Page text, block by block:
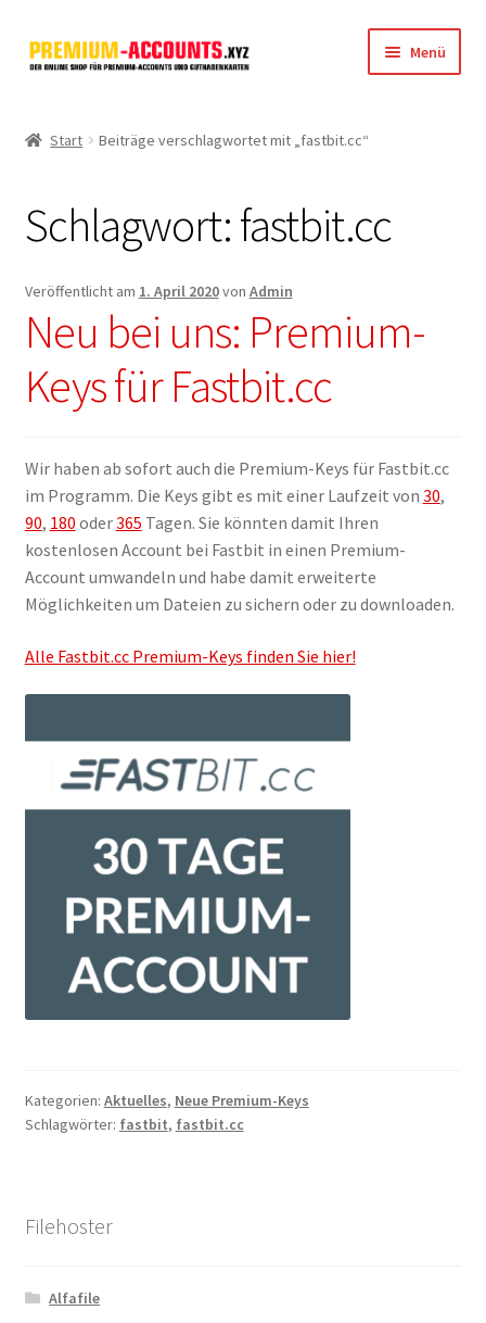
Zur
Navigation
Zum
Inhalt
Menü
FileJoker
Depositfiles
TakeFile
FileFox.cc
Filesmonster
HotLink
Ex-Load
FAQ – Häufige Fragen
Impressum
Kontakt
Start Beiträge verschlagwortet mit „fastbit.cc“
Schlagwort:fastbit.cc
Veröffentlicht am 1. April 2020von Admin
Neu bei uns: Premium-
Keys für Fastbit.cc
Wir haben ab sofort auch die Premium-Keys für Fastbit.cc
im Programm. Die Keys gibt es mit einer Laufzeit von 30,
90, 180 oder365 Tagen. Sie könnten damit Ihren
kostenlosen Account bei Fastbit in einen Premium-
Account umwandeln und habe damit erweiterte
Möglichkeiten um Dateien zu sichern oder zu downloaden.
Alle Fastbit.cc Premium-Keys finden Sie hier!
Kategorien: Aktuelles, Neue Premium-Keys
Schlagwörter: fastbit, fastbit.cc
Filehoster
Alfafile